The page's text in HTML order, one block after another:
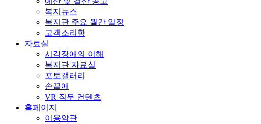
복지뉴스
복지관 주요 월간 일정
고객소리함
자료실
시각장애의 이해
복지관 자료실
포토갤러리
손끝애
VR 직무 컨텐츠
홈페이지
이용약관